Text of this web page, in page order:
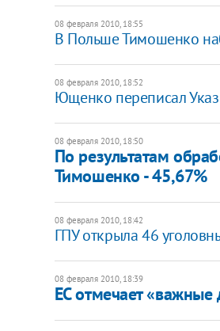
08 февраля 2010, 18:55
В Польше Тимошенко
08 февраля 2010, 18:52
Ющенко переписал Указ
08 февраля 2010, 18:50
По результатам
Тимошенко - 45,67%
08 февраля 2010, 18:42
ГПУ открыла 46
08 февраля 2010, 18:39
ЕС отмечает